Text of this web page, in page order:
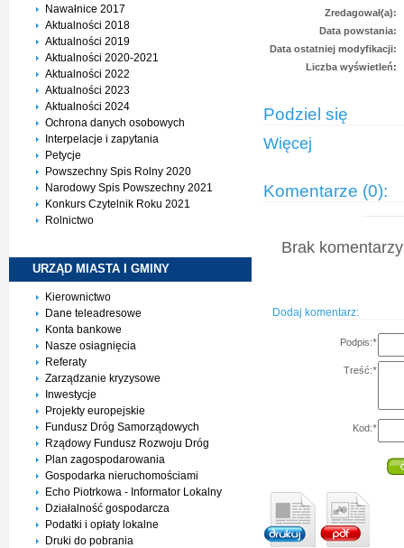
Nawałnice 2017
Aktualności 2018
Aktualności 2019
Aktualności 2020-2021
Aktualności 2022
Aktualności 2023
Aktualności 2024
Ochrona danych osobowych
Interpelacje i zapytania
Petycje
Powszechny Spis Rolny 2020
Narodowy Spis Powszechny 2021
Konkurs Czytelnik Roku 2021
Rolnictwo
URZĄD MIASTA I GMINY
Kierownictwo
Dane teleadresowe
Konta bankowe
Nasze osiagnięcia
Referaty
Zarządzanie kryzysowe
Inwestycje
Projekty europejskie
Fundusz Dróg Samorządowych
Rządowy Fundusz Rozwoju Dróg
Plan zagospodarowania
Gospodarka nieruchomościami
Echo Piotrkowa - Informator Lokalny
Działalność gospodarcza
Podatki i opłaty lokalne
Druki do pobrania
Zredagował(a):
Data powstania:
Data ostatniej modyfikacji:
Liczba wyświetleń:
Podziel się
Więcej
Komentarze (0):
Brak
Dodaj komentarz:
Podpis:*
Treść:*
Kod:*